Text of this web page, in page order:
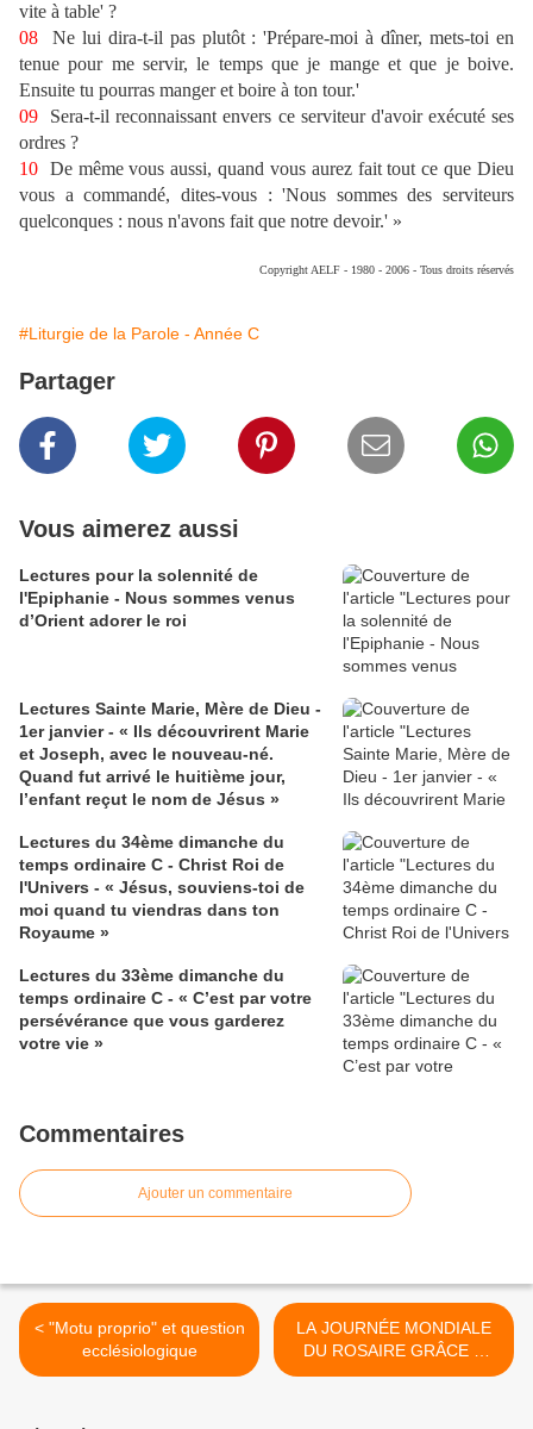
vite à table' ?
08 Ne lui dira-t-il pas plutôt : 'Prépare-moi à dîner, mets-toi en
tenue pour me servir, le temps que je mange et que je boive.
Ensuite tu pourras manger et boire à ton tour.'
09 Sera-t-il reconnaissant envers ce serviteur d'avoir exécuté ses
ordres ?
10 De même vous aussi, quand vous aurez fait tout ce que Dieu
vous a commandé, dites-vous : 'Nous sommes des serviteurs
quelconques : nous n'avons fait que notre devoir.' »
Copyright AELF - 1980 - 2006 - Tous droits réservés
#Liturgie de la Parole - Année C
Partager
Vous aimerez aussi
Lectures pour la solennité de
l'Epiphanie - Nous sommes venus
d’Orient adorer le roi
Lectures Sainte Marie, Mère de Dieu -
1er janvier - « Ils découvrirent Marie
et Joseph, avec le nouveau-né.
Quand fut arrivé le huitième jour,
l’enfant reçut le nom de Jésus »
Lectures du 34ème dimanche du
temps ordinaire C - Christ Roi de
l'Univers - « Jésus, souviens-toi de
moi quand tu viendras dans ton
Royaume »
Lectures du 33ème dimanche du
temps ordinaire C - « C’est par votre
persévérance que vous garderez
votre vie »
Commentaires
Ajouter un commentaire
< "Motu proprio" et question
ecclésiologique
LA JOURNÉE MONDIALE
DU ROSAIRE GRÂCE À
UNE ESCROQUERIE >